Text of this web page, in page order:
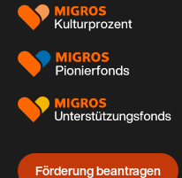
Förderung beantragen